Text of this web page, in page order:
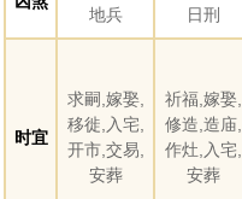
地兵
日刑
时宜
求嗣,嫁娶,
移徙,入宅,
开市,交易,
安葬
祈福,嫁娶,
修造,造庙,
作灶,入宅,
安葬